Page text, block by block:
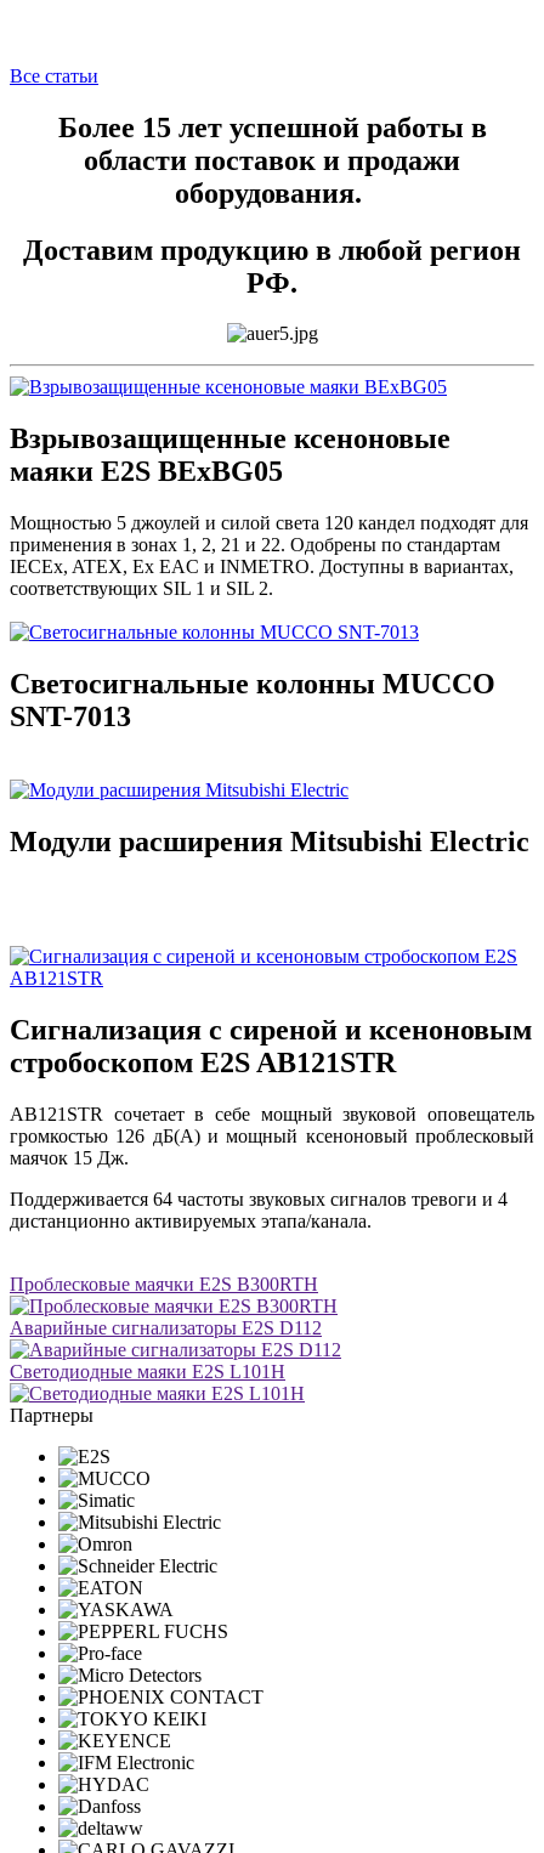
Все статьи
Более 15 лет успешной работы в
области поставок и продажи
оборудования.
Доставим продукцию в любой регион
РФ.
Взрывозащищенные ксеноновые
маяки E2S BExBG05
Мощностью 5 джоулей и силой света 120 кандел подходят для
применения в зонах 1, 2, 21 и 22. Одобрены по стандартам
IECEx, ATEX, Ex EAC и INMETRO. Доступны в вариантах,
соответствующих SIL 1 и SIL 2.
Светосигнальные колонны MUCCO
SNT-7013
Модули расширения Mitsubishi Electric
Сигнализация с сиреной и ксеноновым
стробоскопом E2S AB121STR
AB121STR сочетает в себе мощный звуковой оповещатель
громкостью 126 дБ(A) и мощный ксеноновый проблесковый
маячок 15 Дж.
Поддерживается 64 частоты звуковых сигналов тревоги и 4
дистанционно активируемых этапа/канала.
Проблесковые маячки E2S B300RTH
Аварийные сигнализаторы E2S D112
Светодиодные маяки E2S L101H
Партнеры